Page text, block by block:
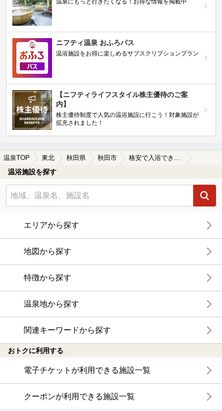
ニフティ温泉 おふろパス
温浴施設をお得に楽しめるサブスクリプションプラン
【ニフティライフスタイル株主優待のご案
内】
株主優待制度で人気の温浴施設に行こう！対象施設が
拡充されました！
温泉TOP 東北 秋田県 秋田市
温浴施設を探す
エリアから探す
地図から探す
特徴から探す
温泉地から探す
関連キーワードから探す
おトクに利用する
電子チケットが利用できる施設一覧
クーポンが利用できる施設一覧